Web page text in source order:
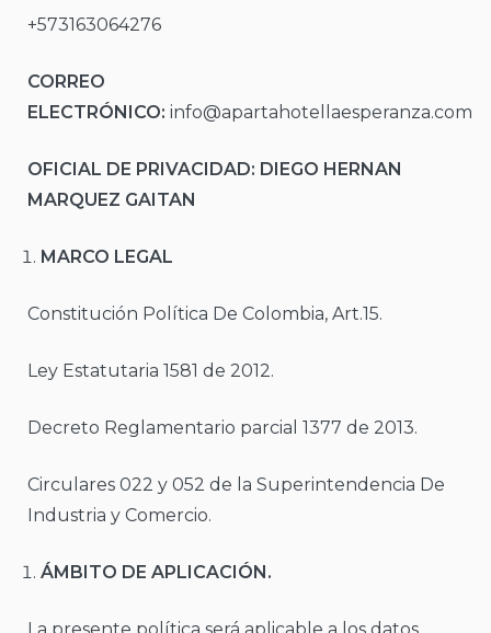
+573163064276
CORREO
ELECTRÓNICO: info@apartahotellaesperanza.com
OFICIAL DE PRIVACIDAD: DIEGO HERNAN
MARQUEZ GAITAN
MARCO LEGAL
Constitución Política De Colombia, Art.15.
Ley Estatutaria 1581 de 2012.
Decreto Reglamentario parcial 1377 de 2013.
Circulares 022 y 052 de la Superintendencia De
Industria y Comercio.
ÁMBITO DE APLICACIÓN.